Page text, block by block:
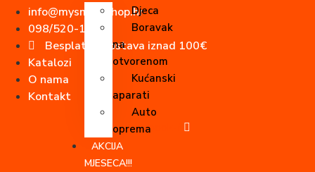
sadržaj
info@mysmartshop.hr
098/520-180
Besplatna dostava iznad 100€
Katalozi
O nama
Kontakt
Facebook-f
Djeca
Boravak
na
otvorenom
Kućanski
aparati
Auto
oprema
AKCIJA
MJESECA!!!